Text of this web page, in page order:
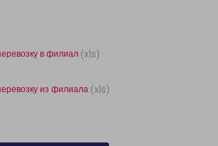
в филиал (xls)
из филиала (xls)